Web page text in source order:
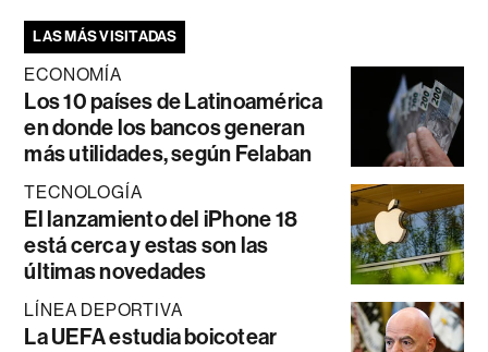
LAS MÁS VISITADAS
ECONOMÍA
Los 10 países de Latinoamérica
en donde los bancos generan
más utilidades, según Felaban
TECNOLOGÍA
El lanzamiento del iPhone 18
está cerca y estas son las
últimas novedades
LÍNEA DEPORTIVA
La UEFA estudia boicotear